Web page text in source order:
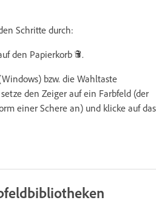
Schritte durch:
den Papierkorb
.
bzw. die Wahltaste
den Zeiger auf ein Farbfeld (der
einer Schere an) und klicke auf das